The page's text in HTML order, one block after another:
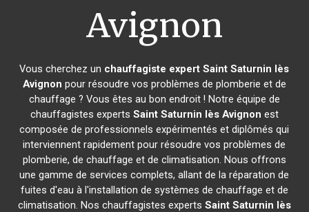
Avignon
Vous cherchez un chauffagiste expert Saint Saturnin lès
Avignon pour résoudre vos problèmes de plomberie et de
chauffage ? Vous êtes au bon endroit ! Notre équipe de
chauffagistes experts Saint Saturnin lès Avignon est
composée de professionnels expérimentés et diplômés qui
interviennent rapidement pour résoudre vos problèmes de
plomberie, de chauffage et de climatisation. Nous offrons
une gamme de services complets, allant de la réparation de
fuites d'eau à l'installation de systèmes de chauffage et de
climatisation. Nos chauffagistes experts Saint Saturnin lès